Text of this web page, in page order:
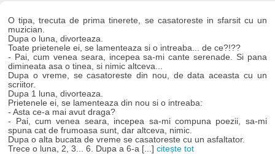
O tipa, trecuta de prima tinerete, se casatoreste in sfarsit cu un
muzician.
Dupa o luna, divorteaza.
Toate prietenele ei, se lamenteaza si o intreaba... de ce?!??
- Pai, cum venea seara, incepea sa-mi cante serenade. Si pana
dimineata asa o tinea, si nimic altceva...
Dupa o vreme, se casatoreste din nou, de data aceasta cu un
scriitor.
Dupa 1 luna, divorteaza.
Prietenele ei, se lamenteaza din nou si o intreaba:
- Asta ce-a mai avut draga?
- Pai, cum venea seara, incepea sa-mi compuna poezii, sa-mi
spuna cat de frumoasa sunt, dar altceva, nimic.
Dupa o alta bucata de vreme se casatoreste cu un asfaltator.
Trece o luna, 2, 3... 6. Dupa a 6-a [...]citește tot